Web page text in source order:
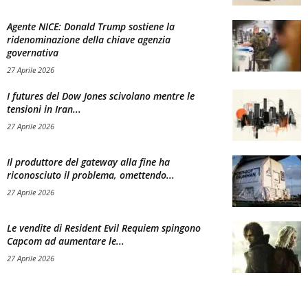
Agente NICE: Donald Trump sostiene la
ridenominazione della chiave agenzia
governativa
27 Aprile 2026
I futures del Dow Jones scivolano mentre le
tensioni in Iran...
27 Aprile 2026
Il produttore del gateway alla fine ha
riconosciuto il problema, omettendo...
27 Aprile 2026
Le vendite di Resident Evil Requiem spingono
Capcom ad aumentare le...
27 Aprile 2026